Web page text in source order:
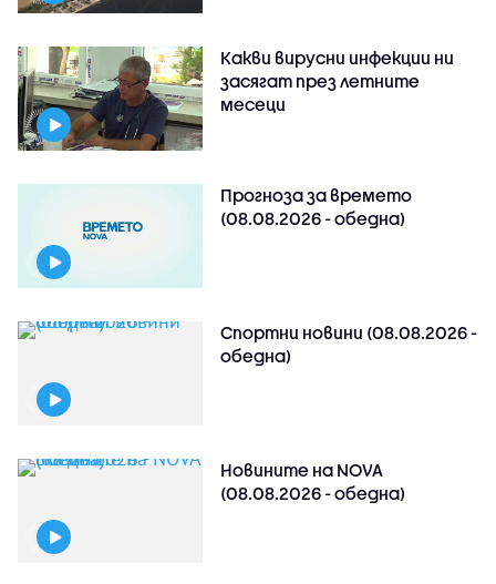
Какви вирусни инфекции ни
засягат през летните
месеци
Прогноза за времето
(08.08.2026 - обедна)
Спортни новини (08.08.2026 -
обедна)
Новините на NOVA
(08.08.2026 - обедна)